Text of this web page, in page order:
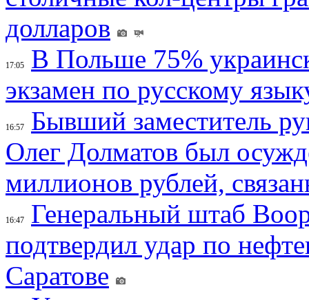
долларов
17:05
В Польше 75%
экзамен по русскому
16:57
Бывший заместитель
Олег Долматов был
миллионов рублей,
16:47
Генеральный штаб
подтвердил удар по
Саратове